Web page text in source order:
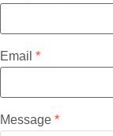
Email
Message